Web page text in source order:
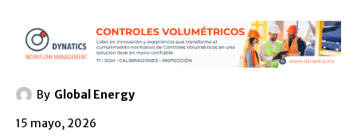
By Global Energy
15 mayo, 2026